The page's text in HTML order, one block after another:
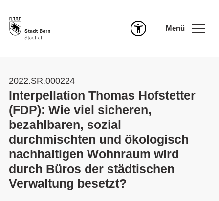
Menü
2022.SR.000224
Interpellation Thomas Hofstetter
(FDP): Wie viel sicheren,
bezahlbaren, sozial
durchmischten und ökologisch
nachhaltigen Wohnraum wird
durch Büros der städtischen
Verwaltung besetzt?